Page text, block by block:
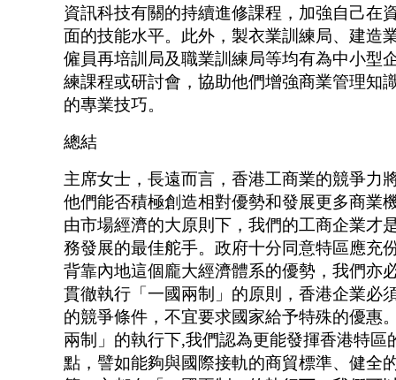
資訊科技有關的持續進修課程，加強自己在
面的技能水平。此外，製衣業訓練局、建造
僱員再培訓局及職業訓練局等均有為中小型
練課程或研討會，協助他們增強商業管理知
的專業技巧。
總結
主席女士，長遠而言，香港工商業的競爭力
他們能否積極創造相對優勢和發展更多商業
由市場經濟的大原則下，我們的工商企業才
務發展的最佳舵手。政府十分同意特區應充
背靠內地這個龐大經濟體系的優勢，我們亦
貫徹執行「一國兩制」的原則，香港企業必
的競爭條件，不宜要求國家給予特殊的優惠
兩制」的執行下,我們認為更能發揮香港特區
點，譬如能夠與國際接軌的商貿標準、健全